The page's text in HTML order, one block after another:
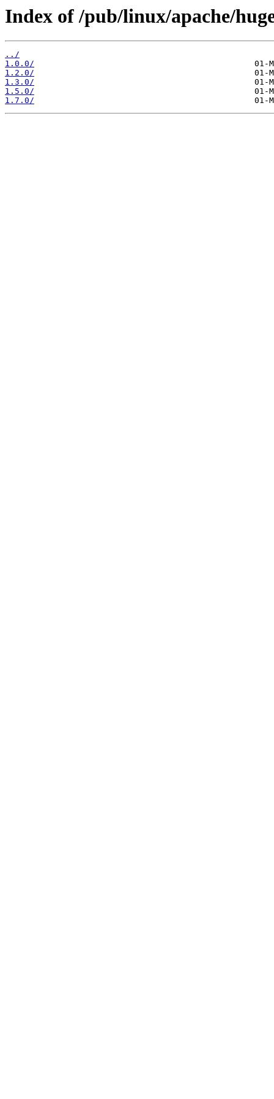
Index of /pub/linux/apache/
../
1.0.0/
1.2.0/
1.3.0/
1.5.0/
1.7.0/